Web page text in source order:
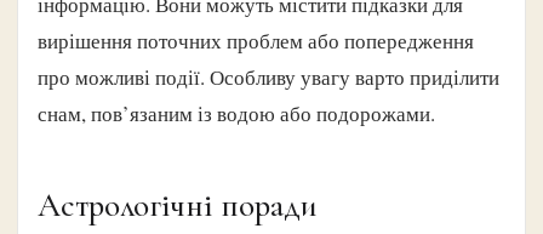
вирішення поточних проблем або попередження
про можливі події. Особливу увагу варто приділити
снам, пов’язаним із водою або подорожами.
Астрологічні поради